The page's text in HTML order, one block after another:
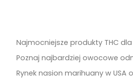
Najmocniejsze produkty THC
Poznaj najbardziej owocowe
Rynek nasion marihuany w USA